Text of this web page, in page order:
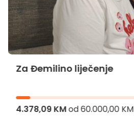
Za Đemilino liječenje
4.378,09 KMod60.000,00 KM